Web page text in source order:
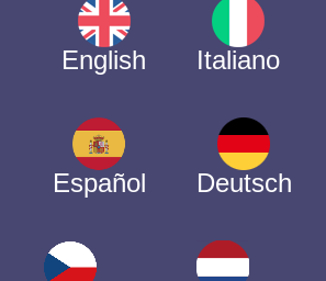
English Italiano
Español Deutsch